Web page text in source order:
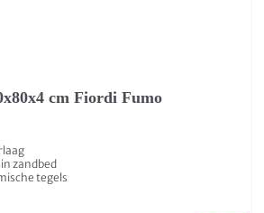
cm Fiordi Fumo
zandbed
tegels